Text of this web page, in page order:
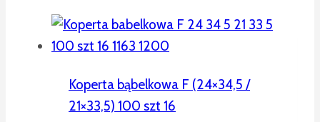
Koperta bąbelkowa F (24×34,5 /
21×33,5) 100 szt 16